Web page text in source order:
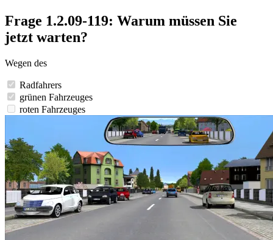
Frage 1.2.09-119: Warum müssen Sie
jetzt warten?
Wegen des
Radfahrers
grünen Fahrzeuges
roten Fahrzeuges